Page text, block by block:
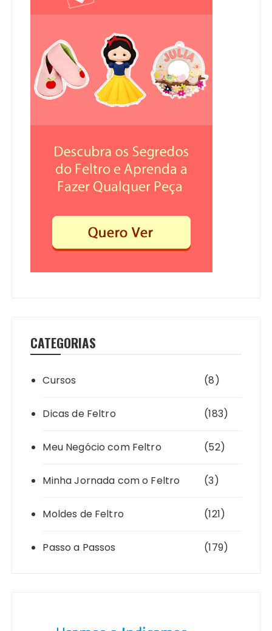
CATEGORIAS
Cursos (8)
Dicas de Feltro (183)
Meu Negócio com Feltro (52)
Minha Jornada com o Feltro (3)
Moldes de Feltro (121)
Passo a Passos (179)